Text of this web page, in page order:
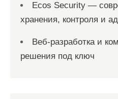
Ecos Security —
хранения, контроля и
Веб-разработка и
решения под ключ